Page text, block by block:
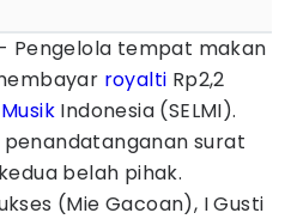
- Pengelola tempat makan
royalti Rp2,2
Musik Indonesia (SELMI).
surat
belah pihak.
(Mie Gacoan), I Gusti